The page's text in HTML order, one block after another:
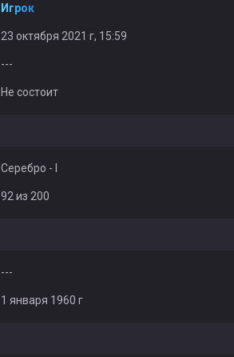
Игрок
23 октября 2021 г, 15:59
---
Не состоит
Серебро - I
92 из 200
---
1 января 1960 г